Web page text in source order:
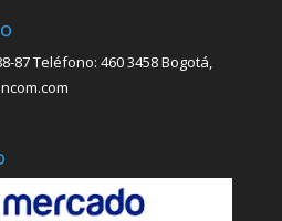
87 Teléfono: 460 3458 Bogotá,